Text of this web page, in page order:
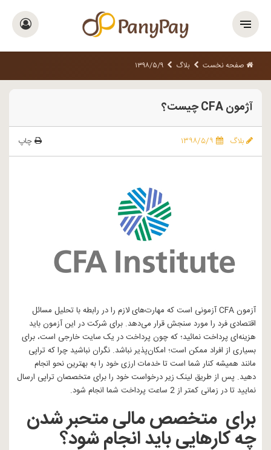
صفحه نخست بلاگ ۱۳۹۸/۵/۹
آژمون CFA چیست؟
بلاگ ۱۳۹۸/۵/۹ چاپ
آزمون CFA آزمونی است که مهارت‌های لازم را در رابطه با تحلیل مسائل
اقتصادی فرد را مورد سنجش قرار می‌دهد. برای شرکت در این آزمون باید
هزینه‌ای پرداخت نمائید؛ که چون پرداخت در یک سایت خارجی است، برای
بسیاری از افراد ممکن است؛ امکان‌پذیر نباشد. نگران نباشید چرا که تراپی
مانند همیشه کنار شما است تا خدمات ارزی خود را به بهترین نحو انجام
دهید. پس از طریق لینک زیر درخواست خود را برای متخصصان تراپی ارسال
نمایید تا در زمانی کمتر از 2 ساعت پرداخت شما انجام شود.
برای متخصص مالی متحبر شدن
چه کارهایی باید انجام شود؟